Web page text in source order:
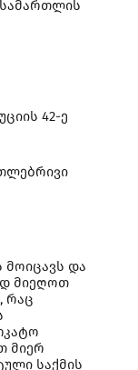
42-ე
მოიცავს და
მიეღოთ
რაც
მიერ
საქმის